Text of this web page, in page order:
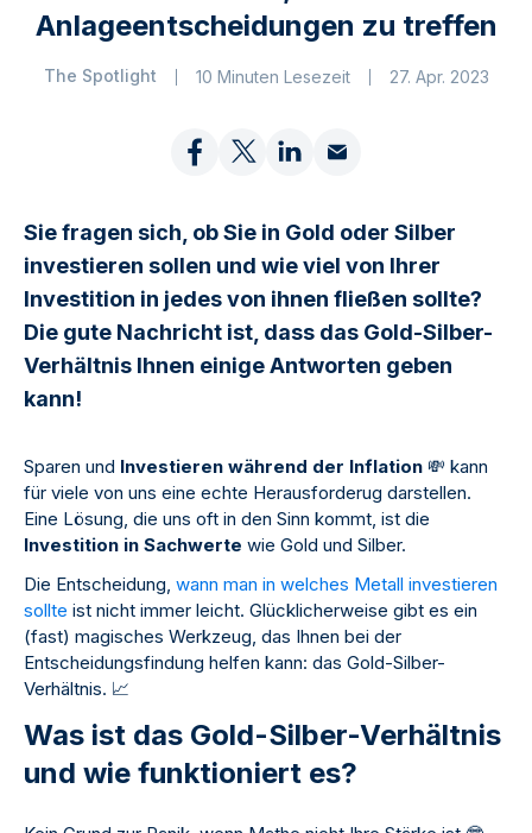
Anlageentscheidungen zu treffen
The Spotlight 10 Minuten Lesezeit 27. Apr. 2023
Sie fragen sich, ob Sie in Gold oder Silber
investieren sollen und wie viel von Ihrer
Investition in jedes von ihnen fließen sollte?
Die gute Nachricht ist, dass das Gold-Silber-
Verhältnis Ihnen einige Antworten geben
kann!
Sparen und Investieren während der Inflation 💸 kann
für viele von uns eine echte Herausforderug darstellen.
Eine Lösung, die uns oft in den Sinn kommt, ist die
Investition in Sachwerte wie Gold und Silber.
Die Entscheidung, wann man in welches Metall investieren
sollte ist nicht immer leicht. Glücklicherweise gibt es ein
(fast) magisches Werkzeug, das Ihnen bei der
Entscheidungsfindung helfen kann: das Gold-Silber-
Verhältnis. 📈
Was ist das Gold-Silber-Verhältnis
und wie funktioniert es?